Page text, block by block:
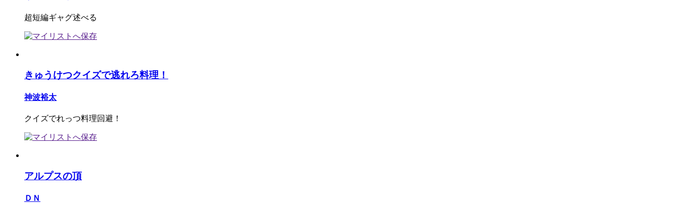
超短編ギャグ述べる
きゅうけつクイズで逃れろ料理！
神波裕太
クイズでれっつ料理回避！
アルプスの頂
ＤＮ